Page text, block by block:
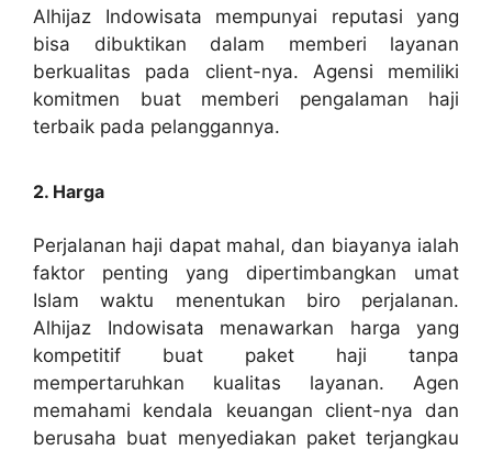
Alhijaz Indowisata mempunyai reputasi yang
bisa dibuktikan dalam memberi layanan
berkualitas pada client-nya. Agensi memiliki
komitmen buat memberi pengalaman haji
terbaik pada pelanggannya.
2. Harga
Perjalanan haji dapat mahal, dan biayanya ialah
faktor penting yang dipertimbangkan umat
Islam waktu menentukan biro perjalanan.
Alhijaz Indowisata menawarkan harga yang
kompetitif buat paket haji tanpa
mempertaruhkan kualitas layanan. Agen
memahami kendala keuangan client-nya dan
berusaha buat menyediakan paket terjangkau